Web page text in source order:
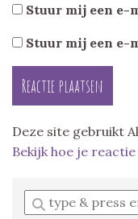
Stuur mij een e-
Stuur mij een e-
Deze site gebruikt
Bekijk hoe je
Enter